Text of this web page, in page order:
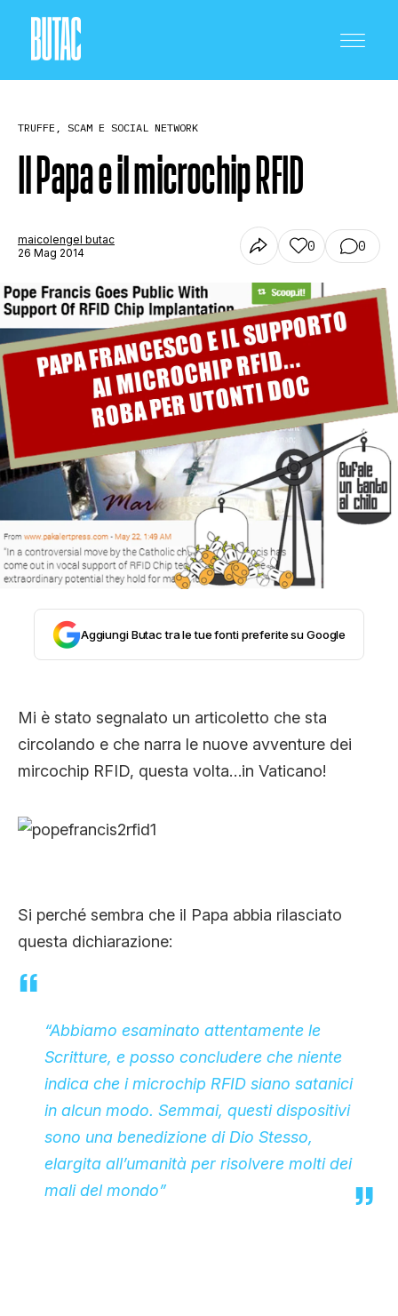
SCIENZA E TECNOLOGIA
SALUTE E MEDICINA
STORIA E CITAZIONI
INTRATTENIMENTO
COMPLOTTI, LEGGENDE URBANE ED
EVERGREEN
TRUFFE E SOCIAL NETWORK
CLIMA ED ENERGIA
CHI SIAMO
TRUFFE, SCAM E SOCIAL NETWORK
Il Papa e il microchip RFID
maicolengel butac
26 Mag 2014
0 0
Aggiungi Butac tra le tue fonti preferite su Google
Mi è stato segnalato un articoletto che sta
circolando e che narra le nuove avventure dei
mircochip RFID, questa volta…in Vaticano!
Si perché sembra che il Papa abbia rilasciato
questa dichiarazione:
“Abbiamo esaminato attentamente le
Scritture, e posso concludere che niente
indica che i microchip RFID siano satanici
in alcun modo. Semmai, questi dispositivi
sono una benedizione di Dio Stesso,
elargita all’umanità per risolvere molti dei
mali del mondo”